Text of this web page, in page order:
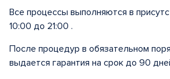
Все процессы выполняются в
10:00 до 21:00 .
После процедур в обязательном
выдается гарантия на срок до 90